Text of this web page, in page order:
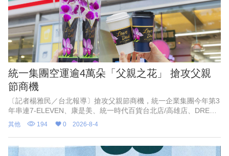
統一集團空運逾4萬朵「父親之花」 搶攻父親
節商機
〔記者楊雅民／台北報導〕搶攻父親節商機，統一企業集團今年第3
年串連7-ELEVEN、康是美、統一時代百貨台北店/高雄店、DREAM
PLAZA、夢時代、統一佳佳、悠旅生活（星巴克）等超過10大品
牌，空運進口超過4萬朵「父親之花」石斛蘭，向父親們致敬。
其他 194 0 2026-8-4